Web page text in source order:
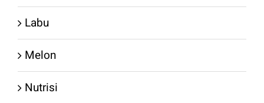
Labu
Melon
Nutrisi